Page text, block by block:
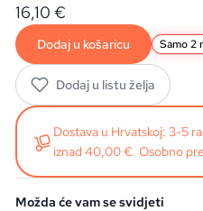
16,10 €
Dodaj u košaricu Samo 2
Dodaj u listu želja
Dostava u Hrvatskoj: 3-5
iznad 40,00 €. Osobno
Možda će vam se svidjeti